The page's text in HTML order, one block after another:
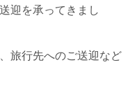
迎を承ってきまし
旅行先へのご送迎など